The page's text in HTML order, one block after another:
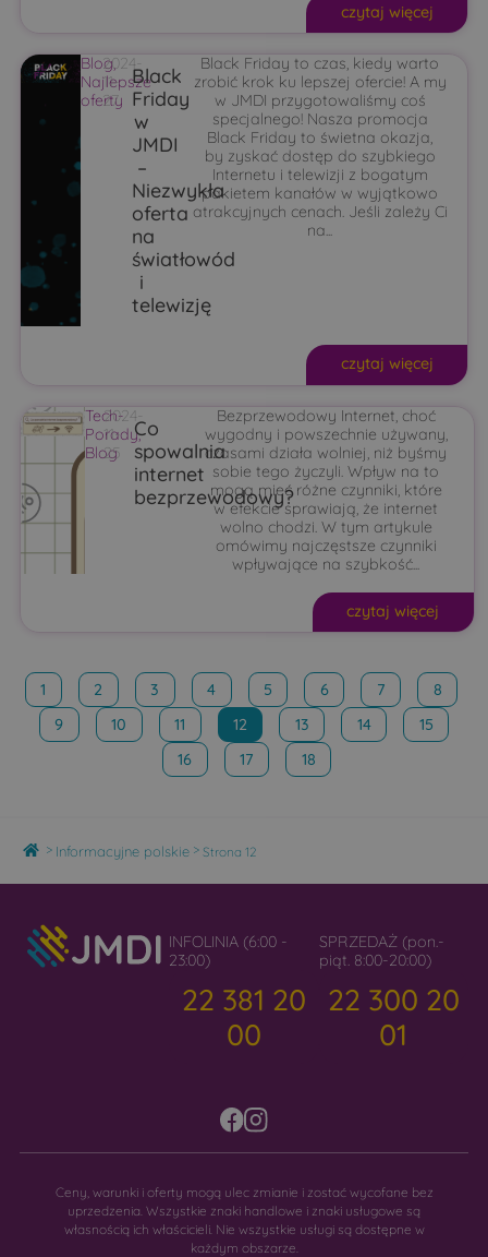
czytaj więcej
Blog,
Najlepsze
oferty
2024-
11-
27
Black
Friday
w
JMDI
–
Niezwykła
oferta
na
światłowód
i
telewizję
Black Friday to czas, kiedy warto
zrobić krok ku lepszej ofercie! A my
w JMDI przygotowaliśmy coś
specjalnego! Nasza promocja
Black Friday to świetna okazja,
by zyskać dostęp do szybkiego
Internetu i telewizji z bogatym
pakietem kanałów w wyjątkowo
atrakcyjnych cenach. Jeśli zależy Ci
na...
czytaj więcej
Tech-
Porady,
Blog
2024-
11-
25
Co
spowalnia
internet
bezprzewodowy?
Bezprzewodowy Internet, choć
wygodny i powszechnie używany,
czasami działa wolniej, niż byśmy
sobie tego życzyli. Wpływ na to
mogą mieć różne czynniki, które
w efekcie sprawiają, że internet
wolno chodzi. W tym artykule
omówimy najczęstsze czynniki
wpływające na szybkość...
czytaj więcej
1 2 3 4 5 6 7
8
9
10 11 12 13 14
15
16
17 18
Home
> Informacyjne polskie> Strona 12
INFOLINIA (6:00 -
23:00)
22 381 20
00
SPRZEDAŻ (pon.-
piąt. 8:00-20:00)
22 300 20
01
Ceny, warunki i oferty mogą ulec zmianie i zostać wycofane bez
uprzedzenia. Wszystkie znaki handlowe i znaki usługowe są
własnością ich właścicieli. Nie wszystkie usługi są dostępne w
każdym obszarze.